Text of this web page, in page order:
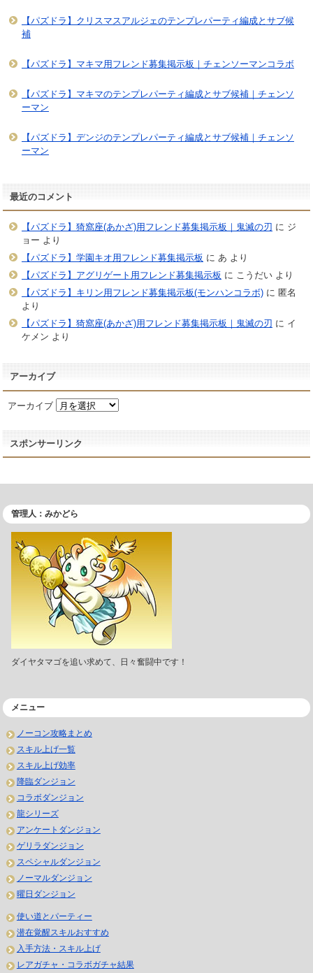
【パズドラ】クリスマスアルジェのテンプレパーティ編成とサブ候
補
【パズドラ】マキマ用フレンド募集掲示板｜チェンソーマンコラボ
【パズドラ】マキマのテンプレパーティ編成とサブ候補｜チェンソ
ーマン
【パズドラ】デンジのテンプレパーティ編成とサブ候補｜チェンソ
ーマン
最近のコメント
【パズドラ】猗窩座(あかざ)用フレンド募集掲示板｜鬼滅の刃 に ジ
ョー より
【パズドラ】学園キオ用フレンド募集掲示板 に あ より
【パズドラ】アグリゲート用フレンド募集掲示板 に こうだいより
【パズドラ】キリン用フレンド募集掲示板(モンハンコラボ)に 匿名
より
【パズドラ】猗窩座(あかざ)用フレンド募集掲示板｜鬼滅の刃 に イ
ケメン より
アーカイブ
アーカイブ
スポンサーリンク
管理人：みかどら
ダイヤタマゴを追い求めて、日々奮闘中です！
メニュー
ノーコン攻略まとめ
スキル上げ一覧
スキル上げ効率
降臨ダンジョン
コラボダンジョン
龍シリーズ
アンケートダンジョン
ゲリラダンジョン
スペシャルダンジョン
ノーマルダンジョン
曜日ダンジョン
使い道とパーティー
潜在覚醒スキルおすすめ
入手方法・スキル上げ
レアガチャ・コラボガチャ結果